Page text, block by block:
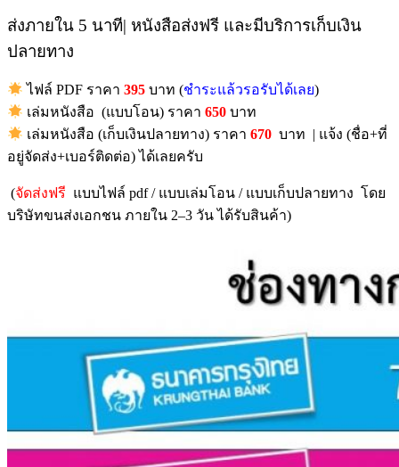
ส่งภายใน 5 นาที| หนังสือส่งฟรี และมีบริการเก็บเงิน
ปลายทาง
ไฟล์ PDF ราคา395 บาท (ชำระแล้วรอรับได้เลย)
เล่มหนังสือ (แบบโอน) ราคา650 บาท
เล่มหนังสือ (เก็บเงินปลายทาง) ราคา670 บาท | แจ้ง (ชื่อ+ที่
อยู่จัดส่ง+เบอร์ติดต่อ) ได้เลยครับ
(จัดส่งฟรี แบบไฟล์ pdf / แบบเล่มโอน / แบบเก็บปลายทาง โดย
บริษัทขนส่งเอกชน ภายใน 2–3 วัน ได้รับสินค้า)